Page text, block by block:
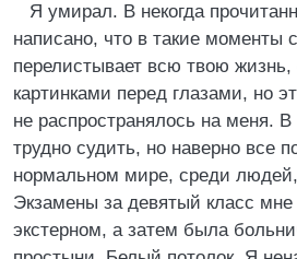
Я умирал. В некогда
написано, что в такие моменты
перелистывает всю твою жизнь,
картинками перед глазами, но
не распространялось на меня.
трудно судить, но наверно все
нормальном мире, среди
Экзамены за девятый класс
экстерном, а затем была